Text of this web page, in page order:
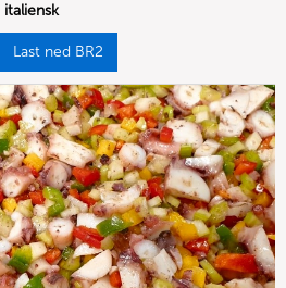
italiensk
Last ned BR2